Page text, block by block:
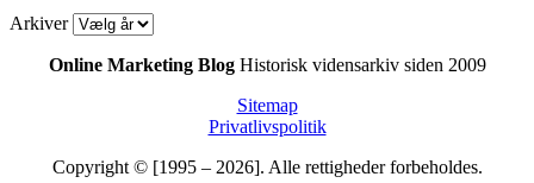
Arkiver
Online Marketing BlogHistorisk vidensarkiv siden 2009
Sitemap
Privatlivspolitik
Copyright © [1995 – 2026]. Alle rettigheder forbeholdes.